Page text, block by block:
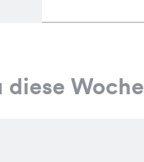
diese Woche